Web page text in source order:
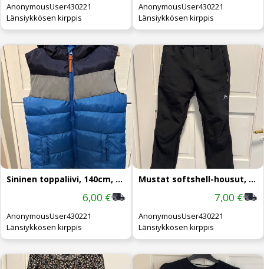
AnonymousUser430221
Länsiykkösen kirppis
AnonymousUser430221
Länsiykkösen kirppis
Sininen toppaliivi, 140cm, huppu
6,00 €
AnonymousUser430221
Länsiykkösen kirppis
Mustat softshell-housut, 164cm
7,00 €
AnonymousUser430221
Länsiykkösen kirppis